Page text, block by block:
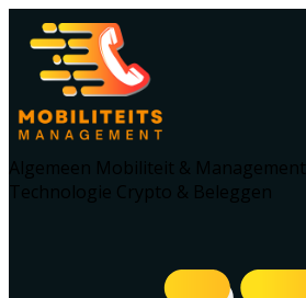
Algemeen Mobiliteit & Management
Technologie Crypto & Beleggen